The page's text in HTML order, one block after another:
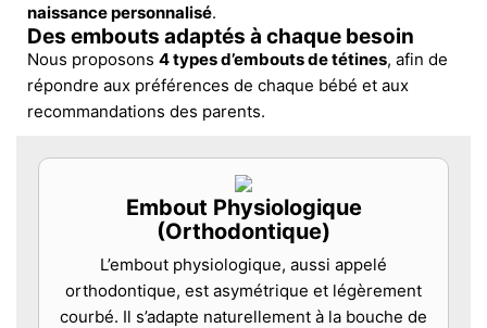
naissance personnalisé.
Des embouts adaptés à chaque besoin
Nous proposons 4 types d’embouts de tétines, afin de
répondre aux préférences de chaque bébé et aux
recommandations des parents.
Embout Physiologique
(Orthodontique)
L’embout physiologique, aussi appelé
orthodontique, est asymétrique et légèrement
courbé. Il s’adapte naturellement à la bouche de